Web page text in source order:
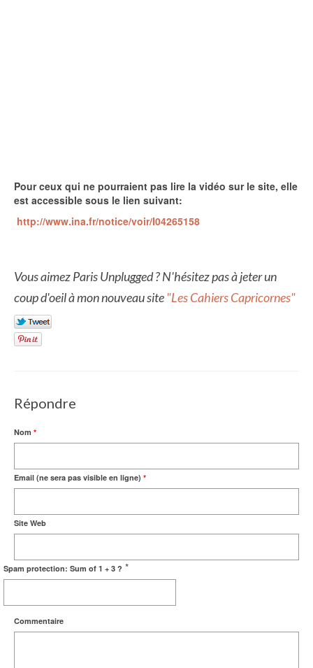
Pour ceux qui ne pourraient pas lire la vidéo sur le site, elle
est accessible sous le lien suivant:
http://www.ina.fr/notice/voir/I04265158
Vous aimez Paris Unplugged ? N'hésitez pas à jeter un
coup d'oeil à mon nouveau site "Les Cahiers Capricornes"
Répondre
Nom *
Email (ne sera pas visible en ligne) *
Site Web
Spam protection: Sum of 1 + 3 ? *
Commentaire